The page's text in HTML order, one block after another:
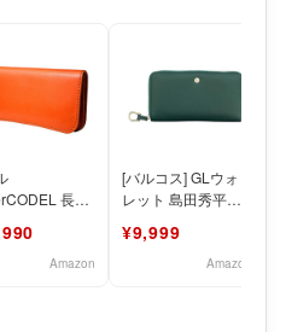
長財
本革 日本製
Amazon
[バルコス] GLウォ
レット 島田秀平
ト 長財布 ＜カ
¥9,999
Amazon